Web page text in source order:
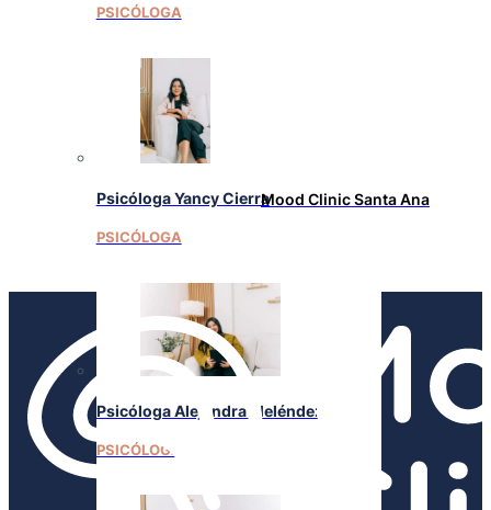
PSICÓLOGA
Psicóloga Yancy Cierra
PSICÓLOGA
Psicóloga Alejandra Meléndez
PSICÓLOGA
Mood Clinic Santa Ana